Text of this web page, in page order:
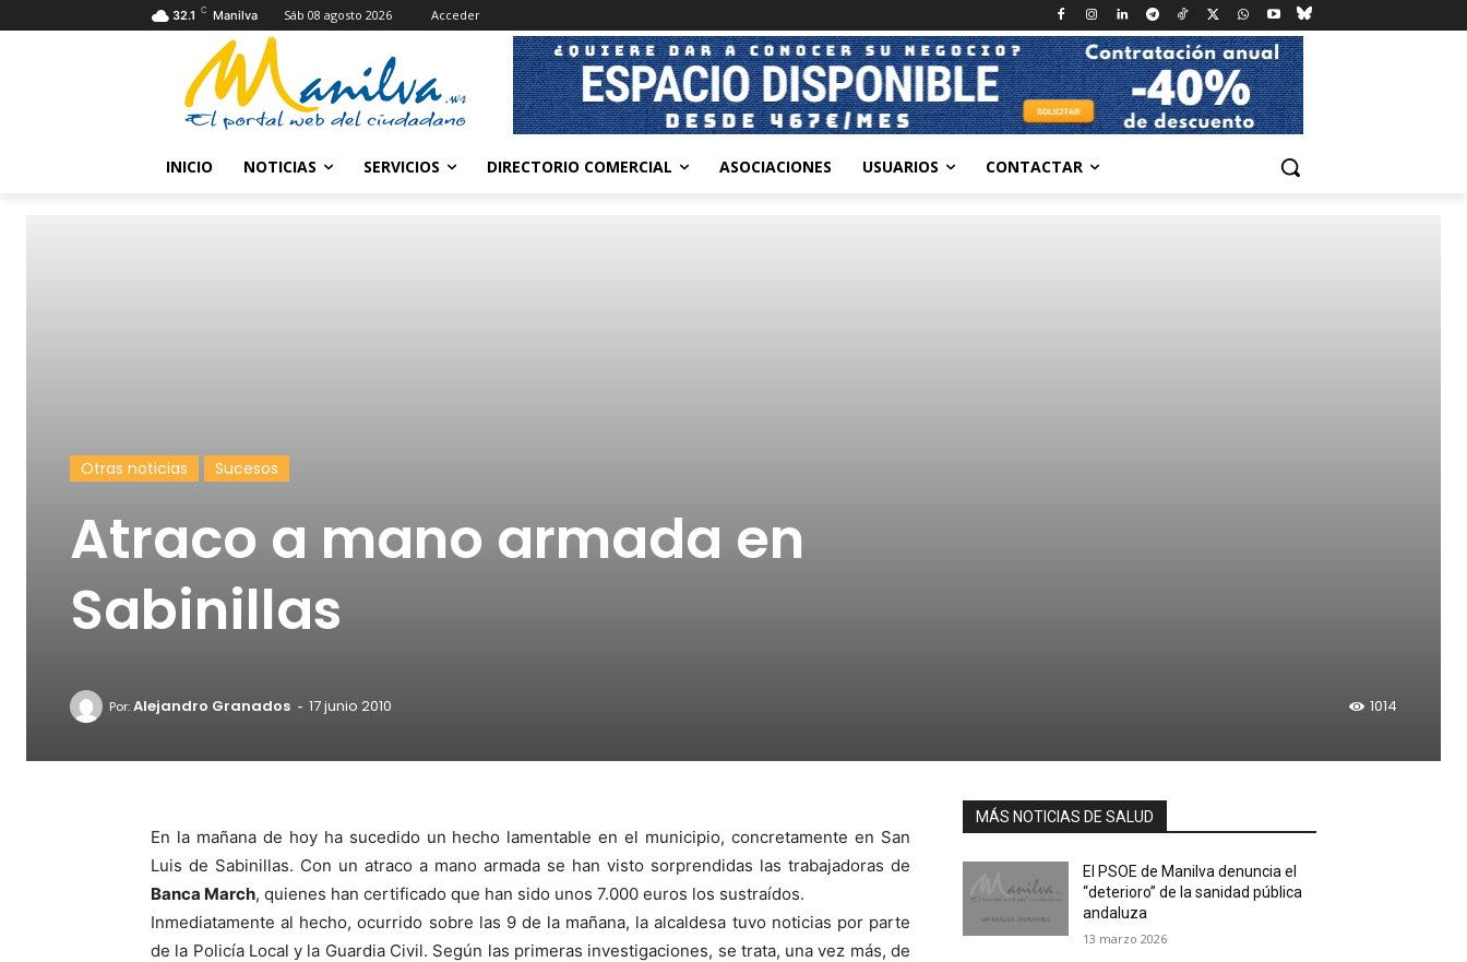
32.1 C Manilva Sáb 08 agosto 2026 Acceder
INICIO NOTICIAS SERVICIOS DIRECTORIO COMERCIAL ASOCIACIONES USUARIOS CONTACTAR
Otras noticias Sucesos
Atraco a mano armada en
Sabinillas
Por:Alejandro Granados - 17 junio 2010 1014
En la mañana de hoy ha sucedido un hecho lamentable en el municipio, concretamente en San
Luis de Sabinillas. Con un atraco a mano armada se han visto sorprendidas las trabajadoras de
Banca March, quienes han certificado que han sido unos 7.000 euros los sustraídos.
Inmediatamente al hecho, ocurrido sobre las 9 de la mañana, la alcaldesa tuvo noticias por parte
de la Policía Local y la Guardia Civil. Según las primeras investigaciones, se trata, una vez más, de
MÁS NOTICIAS DE SALUD
El PSOE de Manilva denuncia el
“deterioro” de la sanidad pública
andaluza
13 marzo 2026